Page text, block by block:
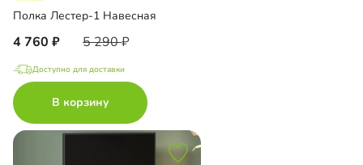
Полка Лестер-1 Навесная
4 760 5 290
Доступно для доставки
В корзину